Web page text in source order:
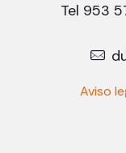
Tel 953
Aviso